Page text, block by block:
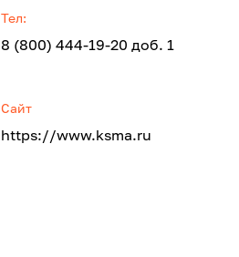
Тел:
8 (800) 444-19-20 доб. 1
Сайт
https://www.ksma.ru